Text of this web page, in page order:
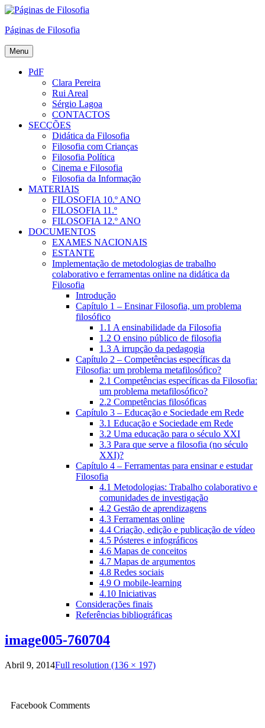
Skip
content
Páginas de Filosofia
Menu
PdF
Clara Pereira
Rui Areal
Sérgio Lagoa
CONTACTOS
SECÇÕES
Didática da Filosofia
Filosofia com Crianças
Filosofia Política
Cinema e Filosofia
Filosofia da Informação
MATERIAIS
FILOSOFIA 10.º ANO
FILOSOFIA 11.º
FILOSOFIA 12.º ANO
DOCUMENTOS
EXAMES NACIONAIS
ESTANTE
Implementação de metodologias de trabalho
colaborativo e ferramentas online na didática da
Filosofia
Introdução
Capítulo 1 – Ensinar Filosofia, um problema
filosófico
1.1 A ensinabilidade da Filosofia
1.2 O ensino público de filosofia
1.3 A irrupção da pedagogia
Capítulo 2 – Competências específicas da
Filosofia: um problema metafilosófico?
2.1 Competências específicas da Filosofia:
um problema metafilosófico?
2.2 Competências filosóficas
Capítulo 3 – Educação e Sociedade em Rede
3.1 Educação e Sociedade em Rede
3.2 Uma educação para o século XXI
3.3 Para que serve a filosofia (no século
XXI)?
Capítulo 4 – Ferramentas para ensinar e estudar
Filosofia
4.1 Metodologias: Trabalho colaborativo e
comunidades de investigação
4.2 Gestão de aprendizagens
4.3 Ferramentas online
4.4 Criação, edição e publicação de vídeo
4.5 Pósteres e infográficos
4.6 Mapas de conceitos
4.7 Mapas de argumentos
4.8 Redes sociais
4.9 O mobile-learning
4.10 Iniciativas
Considerações finais
Referências bibliográficas
image005-760704
Abril 9, 2014Full resolution (136 × 197)
Facebook Comments